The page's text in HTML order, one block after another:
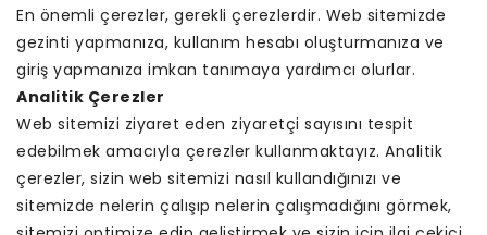
En önemli çerezler, gerekli çerezlerdir. Web sitemizde
gezinti yapmanıza, kullanım hesabı oluşturmanıza ve
giriş yapmanıza imkan tanımaya yardımcı olurlar.
Analitik Çerezler
Web sitemizi ziyaret eden ziyaretçi sayısını tespit
edebilmek amacıyla çerezler kullanmaktayız. Analitik
çerezler, sizin web sitemizi nasıl kullandığınızı ve
sitemizde nelerin çalışıp nelerin çalışmadığını görmek,